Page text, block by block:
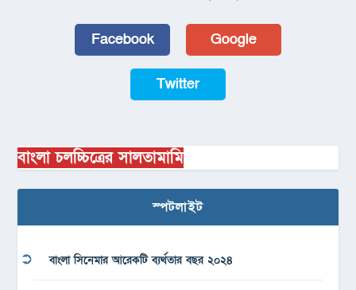
Facebook Google
Twitter
বাংলা চলচ্চিত্রের সালতামামি
স্পটলাইট
বাংলা সিনেমার আরেকটি ব্যর্থতার বছর ২০২৪